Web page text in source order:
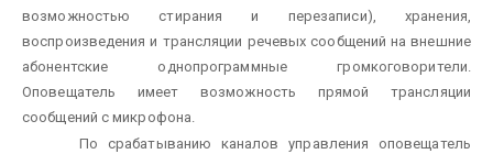
возможностью стирания и перезаписи), хранения,
воспроизведения и трансляции речевых сообщений на внешние
абонентские однопрограммные громкоговорители.
Оповещатель имеет возможность прямой трансляции
сообщений с микрофона.
По срабатыванию каналов управления оповещатель